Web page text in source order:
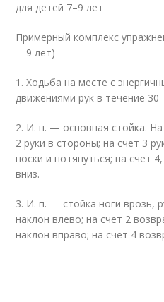
для детей 7–9 лет
Примерный комплекс
—9 лет)
1. Ходьба на месте с
движениями рук в течение
2. И. п. — основная стойка. На
2 руки в стороны; на счет 3
носки и потянуться; на счет
вниз.
3. И. п. — стойка ноги врозь,
наклон влево; на счет 2
наклон вправо; на счет 4